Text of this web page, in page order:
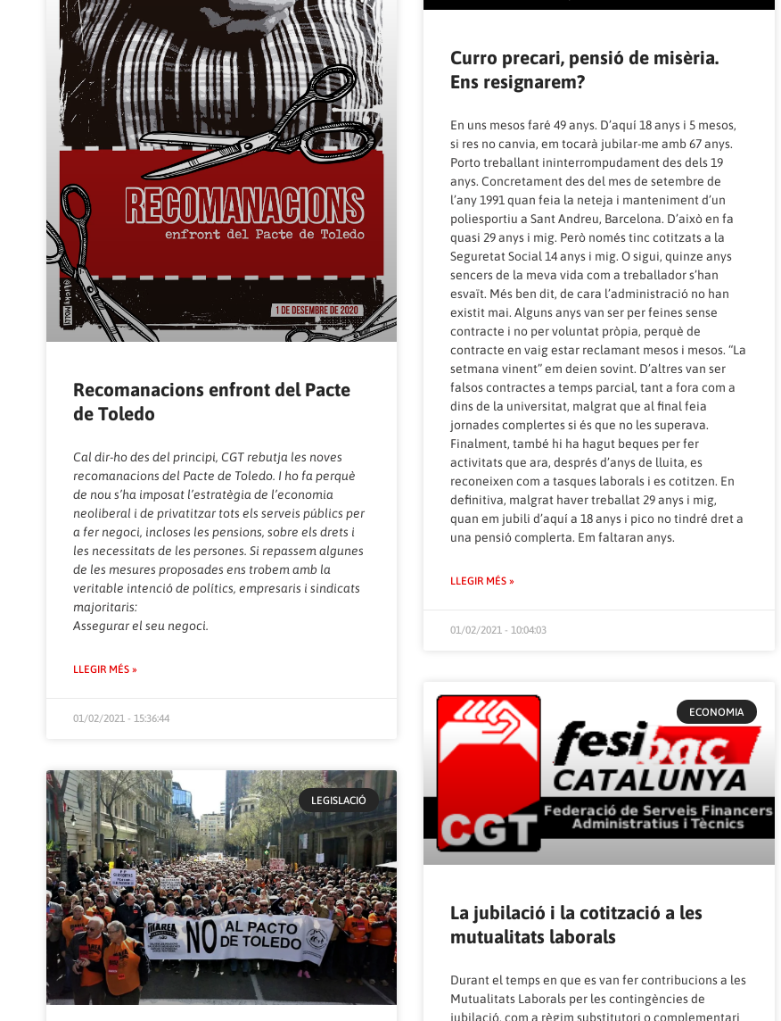
Recomanacions enfront del Pacte
de Toledo
Cal dir-ho des del principi, CGT rebutja les noves
recomanacions del Pacte de Toledo. I ho fa perquè
de nou s’ha imposat l’estratègia de l’economia
neoliberal i de privatitzar tots els serveis públics per
a fer negoci, incloses les pensions, sobre els drets i
les necessitats de les persones. Si repassem algunes
de les mesures proposades ens trobem amb la
veritable intenció de polítics, empresaris i sindicats
majoritaris:
Assegurar el seu negoci.
LLEGIR MÉS »
01/02/2021 - 15:36:44
Curro precari, pensió de misèria.
Ens resignarem?
En uns mesos faré 49 anys. D’aquí 18 anys i 5 mesos,
si res no canvia, em tocarà jubilar-me amb 67 anys.
Porto treballant ininterrompudament des dels 19
anys. Concretament des del mes de setembre de
l’any 1991 quan feia la neteja i manteniment d’un
poliesportiu a Sant Andreu, Barcelona. D’això en fa
quasi 29 anys i mig. Però només tinc cotitzats a la
Seguretat Social 14 anys i mig. O sigui, quinze anys
sencers de la meva vida com a treballador s’han
esvaït. Més ben dit, de cara l’administració no han
existit mai. Alguns anys van ser per feines sense
contracte i no per voluntat pròpia, perquè de
contracte en vaig estar reclamant mesos i mesos. “La
setmana vinent” em deien sovint. D’altres van ser
falsos contractes a temps parcial, tant a fora com a
dins de la universitat, malgrat que al final feia
jornades complertes si és que no les superava.
Finalment, també hi ha hagut beques per fer
activitats que ara, després d’anys de lluita, es
reconeixen com a tasques laborals i es cotitzen. En
definitiva, malgrat haver treballat 29 anys i mig,
quan em jubili d’aquí a 18 anys i pico no tindré dret a
una pensió complerta. Em faltaran anys.
LLEGIR MÉS »
01/02/2021 - 10:04:03
LEGISLACIÓ
ECONOMIA
La jubilació i la cotització a les
mutualitats laborals
Durant el temps en que es van fer contribucions a les
Mutualitats Laborals per les contingències de
jubilació, com a règim substitutori o complementari